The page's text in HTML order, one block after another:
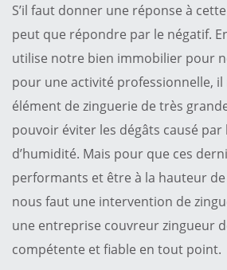
S’il faut donner une réponse à
peut que répondre par le négatif.
utilise notre bien immobilier pour
pour une activité professionnelle,
élément de zinguerie de très
pouvoir éviter les dégâts causé
d’humidité. Mais pour que ces
performants et être à la hauteur
nous faut une intervention de
une entreprise couvreur zingueur
compétente et fiable en tout point.